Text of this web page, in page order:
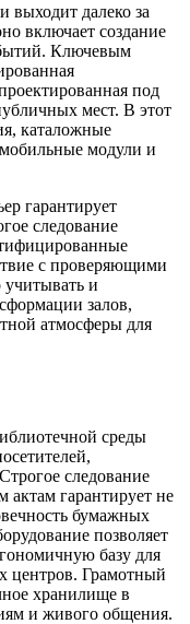
выходит далеко за
включает создание
Ключевым
под
мест. В этот
каталожные
модули и
гарантирует
следование
с проверяющими
и
залов,
атмосферы для
среды
следование
гарантирует не
бумажных
позволяет
базу для
центров. Грамотный
хранилище в
и живого общения.